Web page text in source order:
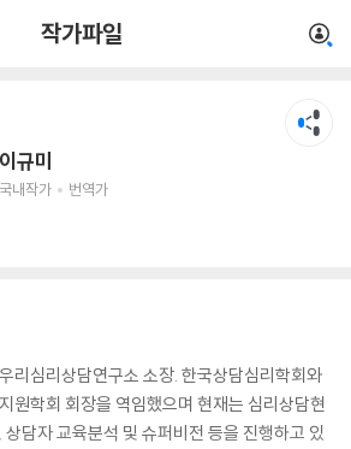
작가파일
이규미
국내작가 번역가
리심리상담연구소 소장. 한국상담심리학회와
원학회 회장을 역임했으며 현재는 심리상담현
담자 교육분석 및 슈퍼비전 등을 진행하고 있